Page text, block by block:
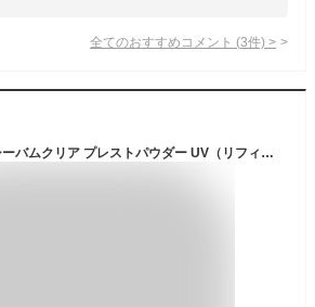
全てのおすすめコメント (3件) >
アクセーヌ イプノス シーバムクリア プレストパウダー UV（リフィル）全2色 N10 N20フェイスパウダー 赤み・ニキビ跡・毛穴 ※専用ケース/パフ選択可能